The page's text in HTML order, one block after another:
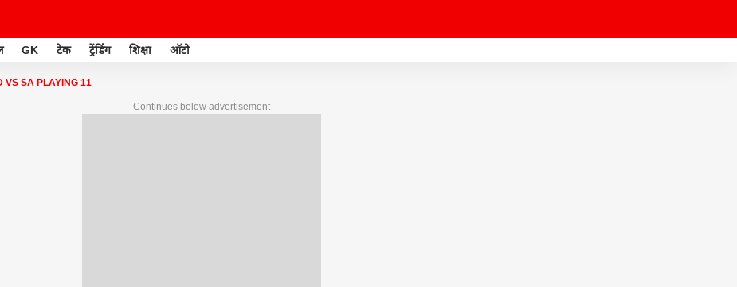
GK टेक ट्रेंडिंग शिक्षा ऑटो
VS SA PLAYING 11
Continues below advertisement